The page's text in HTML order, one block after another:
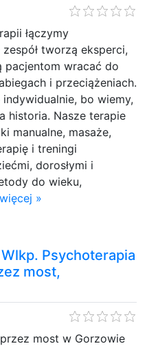
łączymy
tworzą eksperci,
pacjentom wracać do
i przeciążeniach.
bo wiemy,
historia. Nasze terapie
manualne, masaże,
i treningi
dorosłymi i
do wieku,
»
Psychoterapia
most,
most w Gorzowie